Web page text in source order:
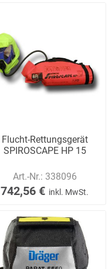
Flucht-Rettungsgerät
SPIROSCAPE HP 15
Art.-Nr.: 338096
742,56 € inkl. MwSt.